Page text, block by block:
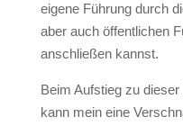
eigene Führung durch
aber auch öffentlichen
anschließen kannst.
Beim Aufstieg zu
kann mein eine